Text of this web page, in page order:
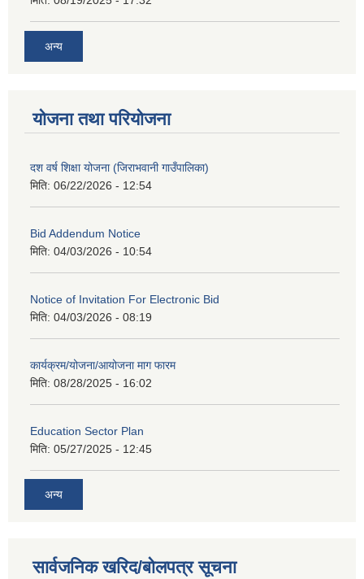
अन्य
योजना तथा परियोजना
दश वर्ष शिक्षा योजना (जिराभवानी गाउँपालिका)
मिति: 06/22/2026 - 12:54
Bid Addendum Notice
मिति: 04/03/2026 - 10:54
Notice of Invitation For Electronic Bid
मिति: 04/03/2026 - 08:19
कार्यक्रम/योजना/आयोजना माग फारम
मिति: 08/28/2025 - 16:02
Education Sector Plan
मिति: 05/27/2025 - 12:45
अन्य
सार्वजनिक खरिद/बोलपत्र सूचना